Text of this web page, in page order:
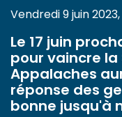
Vendredi 9 juin 2023,
Le 17 juin
pour vaincre la
Appalaches
réponse des
bonne jusqu'à